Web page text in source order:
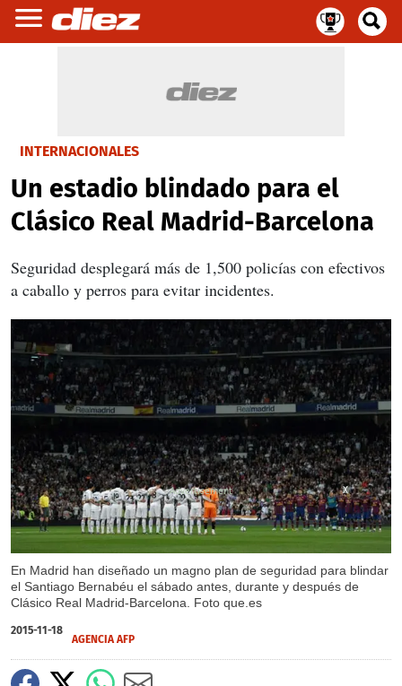
INTERNACIONALES
Un estadio blindado para el
Clásico Real Madrid-Barcelona
Seguridad desplegará más de 1,500 policías con efectivos
a caballo y perros para evitar incidentes.
En Madrid han diseñado un magno plan de seguridad para blindar
el Santiago Bernabéu el sábado antes, durante y después de
Clásico Real Madrid-Barcelona. Foto que.es
X
2015-11-18
AGENCIA AFP